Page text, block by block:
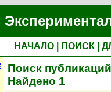
НАЧАЛО ПОИСК
Поиск
Найдено 1